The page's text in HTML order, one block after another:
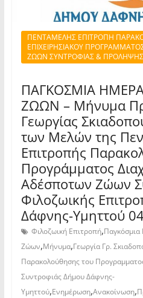
ΠΕΝΤΑΜΕΛΗΣ ΕΠΙΤΡΟΠΗ
ΕΠΙΧΕΙΡΗΣΙΑΚΟΥ
ΖΩΩΝ ΣΥΝΤΡΟΦΙΑΣ &
ΠΑΓΚΟΣΜΙΑ
ΖΩΩΝ – Μήνυμα
Γεωργίας
των Μελών της
Επιτροπής
Προγράμματος
Αδέσποτων Ζώων
Φιλοζωικής
Δάφνης-Υμηττού
Φιλοζωική Επιτροπή,
Ζώων,Μήνυμα,Γεωργία Γρ.
Παρακολούθησης του
Συντροφιάς Δήμου Δάφνης-
Υμηττού,Ενημέρωση,Ανακοίνωση,